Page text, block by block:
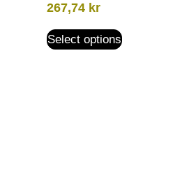
267,74 kr
Select options